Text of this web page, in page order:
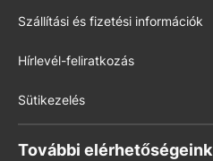
Szállítási és fizetési információk
Hírlevél-feliratkozás
Sütikezelés
További elérhetőségeink